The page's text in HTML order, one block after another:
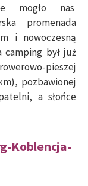
mogło nas
promenada
i nowoczesną
camping był już
pieszej
pozbawionej
a słońce
Koblencja-